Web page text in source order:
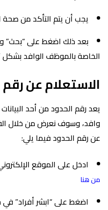
يجب أن يتم التأكد من صحة
بعد ذلك اضغط على “بحث”
الخاصة بالموظف الوافد
الاستعلام عن رقم
يعد رقم الحدود من أحد
وافد، وسوف نعرض من خلال
عن رقم الحدود فيما يلي:
ادخل على الموقع
من هنا
اضغط على “ابشر أفراد” في